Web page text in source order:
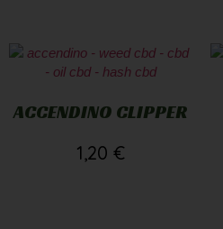
ACCENDINO CLIPPER
1,20 €